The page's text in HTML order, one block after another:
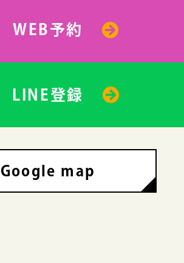
WEB予約
LINE登録
Google map